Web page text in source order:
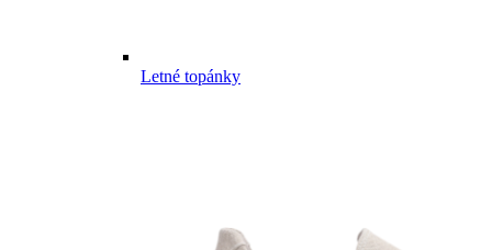
Letné topánky